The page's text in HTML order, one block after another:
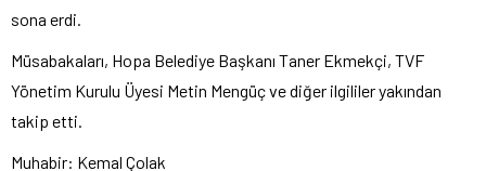
sona erdi.
Müsabakaları, Hopa Belediye Başkanı Taner Ekmekçi, TVF
Yönetim Kurulu Üyesi Metin Mengüç ve diğer ilgililer yakından
takip etti.
Muhabir: Kemal Çolak